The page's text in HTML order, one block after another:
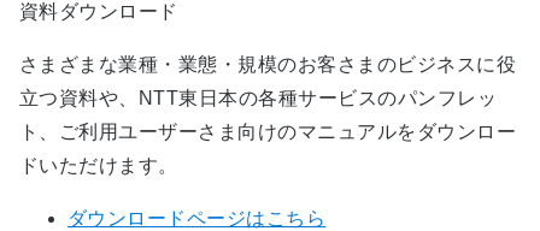
資料ダウンロード
さまざまな業種・業態・規模のお客さまのビジネスに役
立つ資料や、NTT東日本の各種サービスのパンフレッ
ト、ご利用ユーザーさま向けのマニュアルをダウンロー
ドいただけます。
ダウンロードページはこちら